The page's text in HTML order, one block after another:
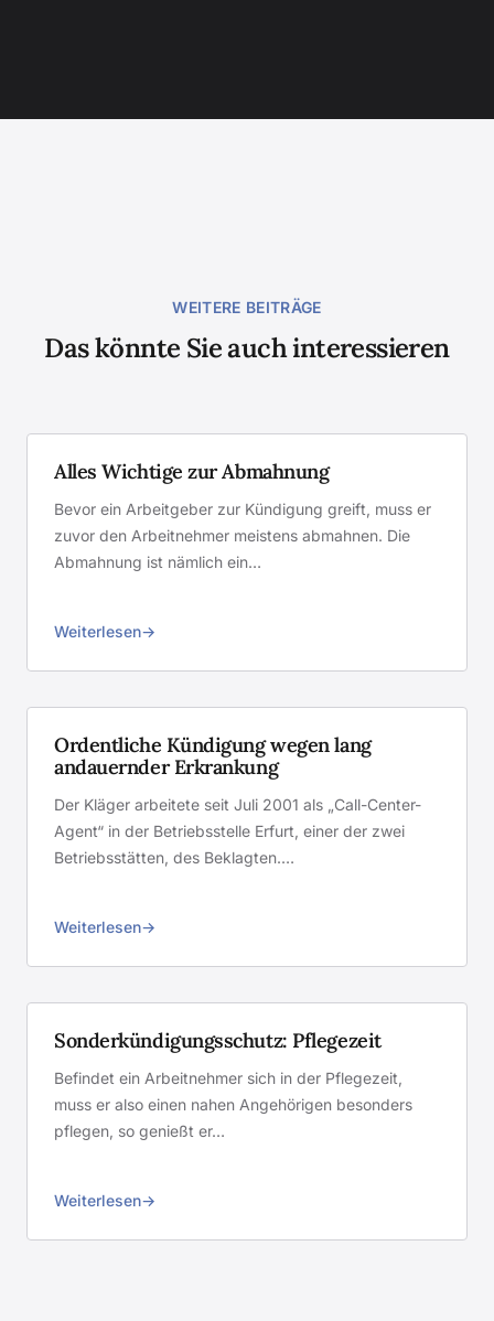
WEITERE BEITRÄGE
Das könnte Sie auch interessieren
Alles Wichtige zur Abmahnung
Bevor ein Arbeitgeber zur Kündigung greift, muss er
zuvor den Arbeitnehmer meistens abmahnen. Die
Abmahnung ist nämlich ein…
Weiterlesen
Ordentliche Kündigung wegen lang
andauernder Erkrankung
Der Kläger arbeitete seit Juli 2001 als „Call-Center-
Agent“ in der Betriebsstelle Erfurt, einer der zwei
Betriebsstätten, des Beklagten.…
Weiterlesen
Sonderkündigungsschutz: Pflegezeit
Befindet ein Arbeitnehmer sich in der Pflegezeit,
muss er also einen nahen Angehörigen besonders
pflegen, so genießt er…
Weiterlesen